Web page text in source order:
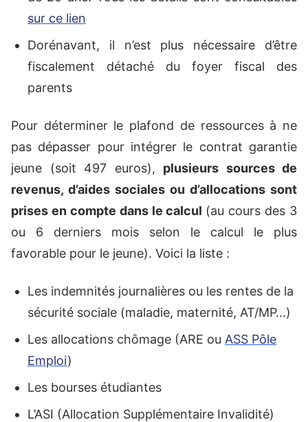
sur ce lien
Dorénavant, il n’est plus nécessaire d’être
fiscalement détaché du foyer fiscal des
parents
Pour déterminer le plafond de ressources à ne
pas dépasser pour intégrer le contrat garantie
jeune (soit 497 euros), plusieurs sources de
revenus, d’aides sociales ou d’allocations sont
prises en compte dans le calcul (au cours des 3
ou 6 derniers mois selon le calcul le plus
favorable pour le jeune). Voici la liste :
Les indemnités journalières ou les rentes de la
sécurité sociale (maladie, maternité, AT/MP…)
Les allocations chômage (ARE ou ASS Pôle
Emploi)
Les bourses étudiantes
L’ASI (Allocation Supplémentaire Invalidité)